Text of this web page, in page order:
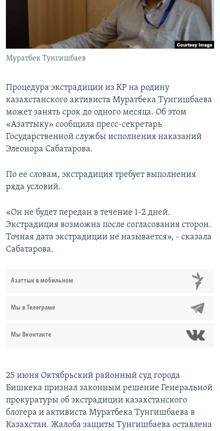
Муратбек Тунгишбаев
Процедура экстрадиции из КР на родину
казахстанского активиста Муратбека Тунгишбаева
может занять срок до одного месяца. Об этом
«Азаттыку» сообщила пресс-секретарь
Государственной службы исполнения наказаний
Элеонора Сабатарова.
По ее словам, экстрадиция требует выполнения
ряда условий.
«Он не будет передан в течение 1-2 дней.
Экстрадиция возможна после согласования сторон.
Точная дата экстрадиции не называется», - сказала
Сабатарова.
Азаттык в мобильном
Мы в Телеграме
Мы Вконтакте
25 июня Октябрьский районный суд города
Бишкека признал законным решение Генеральной
прокуратуры об экстрадиции казахстанского
блогера и активиста Муратбека Тунгишбаева в
Казахстан. Жалоба защиты Тунгишбаева оставлена